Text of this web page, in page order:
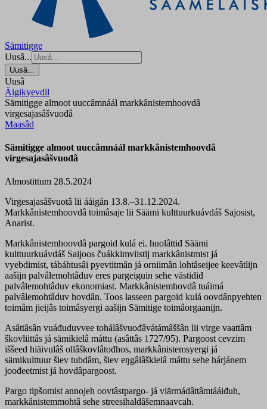
Sämitigge
Uusâ...
Uusâ...
Uusâ
Äigikyevdil
Sämitigge almoot uuccâmnáál markkânistemhoovdâ
virgesajasâšvuođâ
Maasâd
Sämitigge almoot uuccâmnáál markkânistemhoovdâ
virgesajasâšvuođâ
Almostittum 28.5.2024
Virgesajasâšvuotâ lii ááigán 13.8.–31.12.2024.
Markkânistemhoovdâ toimâsaje lii Säämi kulttuurkuávdáš Sajosist,
Anarist.
Markkânistemhoovdâ pargoid kulá ei. huolâttiđ Säämi
kulttuurkuávdáš Saijoos čuákkimviistij markkânistmist já
vyebdimist, tábáhtusâi pyevtitmân já orniimân lohtâseijee keevâtlijn
aašijn palvâlemohtâduv eres pargeiguin sehe västidiđ
palvâlemohtâduv ekonomiast. Markkânistemhovdâ tuáimá
palvâlemohtâduv hovdân. Toos lasseen pargoid kulá oovdânpyehten
toimâm jieijâs toimâsyergi aašijn Sämitige toimâorgaanijn.
Asâttâsân vuáđuduvvee tohálâšvuođâvátámâššân lii virge vaattâm
škovliittâs já sämikielâ máttu (asâttâs 1727/95). Pargoost cevzim
iššeed hiäivulâš ollâškovlâtođhos, markkânistemsyergi já
sämikulttuur šiev tubdâm, šiev eŋgâlâškielâ máttu sehe hárjánem
joođeetmist já hovdâpargoost.
Pargo tipšomist annojeh oovtâstpargo- já viärmádâttâmtááiđuh,
markkânistemmohtâ sehe streesihaldâšemnaavcah.